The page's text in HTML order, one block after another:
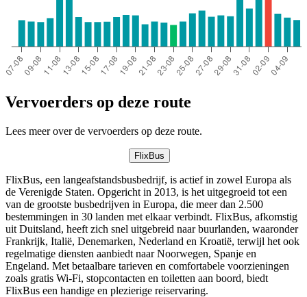
Vervoerders op deze route
Lees meer over de vervoerders op deze route.
FlixBus
FlixBus, een langeafstandsbusbedrijf, is actief in zowel Europa als
de Verenigde Staten. Opgericht in 2013, is het uitgegroeid tot een
van de grootste busbedrijven in Europa, die meer dan 2.500
bestemmingen in 30 landen met elkaar verbindt. FlixBus, afkomstig
uit Duitsland, heeft zich snel uitgebreid naar buurlanden, waaronder
Frankrijk, Italië, Denemarken, Nederland en Kroatië, terwijl het ook
regelmatige diensten aanbiedt naar Noorwegen, Spanje en
Engeland. Met betaalbare tarieven en comfortabele voorzieningen
zoals gratis Wi-Fi, stopcontacten en toiletten aan boord, biedt
FlixBus een handige en plezierige reiservaring.